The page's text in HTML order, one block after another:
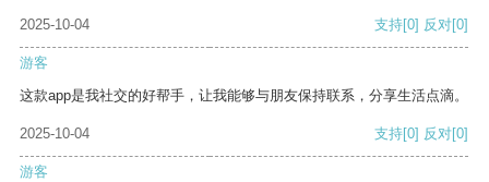
2025-10-04 支持[0] 反对[0]
游客
这款app是我社交的好帮手，让我能够与朋友保持联系，分享生活点滴。
2025-10-04 支持[0] 反对[0]
游客